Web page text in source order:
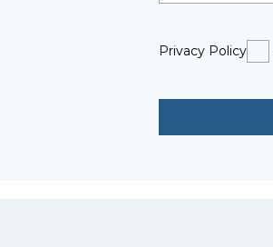
Privacy Policy